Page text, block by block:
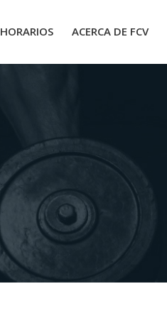
HORARIOS ACERCA DE FCV